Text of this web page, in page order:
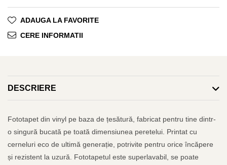
ADAUGA LA FAVORITE
CERE INFORMATII
DESCRIERE
Fototapet din vinyl pe baza de țesătură, fabricat pentru tine dintr-
o singură bucată pe toată dimensiunea peretelui. Printat cu
cerneluri eco de ultimă generație, potrivite pentru orice încăpere
și rezistent la uzură. Fototapetul este superlavabil, se poate